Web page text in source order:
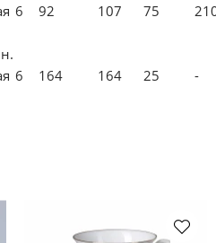
6 92 107 75
6 164 164 25 -